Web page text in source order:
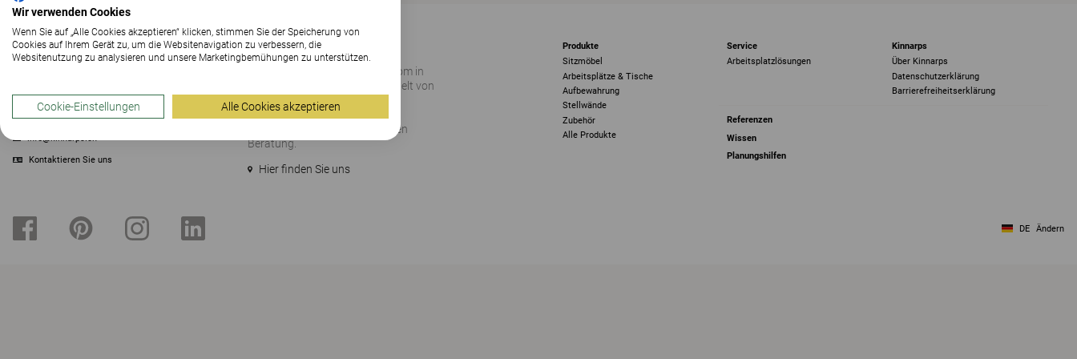
KONTAKT
+41 (0)44 805 64 00
info@kinnarps.ch
Kontaktieren Sie uns
SHOWROOM
Besuchen Sie unseren Showroom in
Zürich und tauchen Sie in die Welt von
Kinnarps ein. Lassen Sie sich
inspirieren und profitieren Sie
zusätzlich von einer kostenlosen
Beratung.
Hier finden Sie uns
Produkte
Sitzmöbel
Arbeitsplätze & Tische
Aufbewahrung
Stellwände
Zubehör
Alle Produkte
Service
Arbeitsplatzlösungen
Kinnarps
Über Kinnarps
Datenschutzerklärung
Barrierefreiheits­erklärung
Referenzen
Wissen
Planungshilfen
DE Ändern
Wir verwenden Cookies
Wenn Sie auf „Alle Cookies akzeptieren“ klicken, stimmen Sie der Speicherung von
Cookies auf Ihrem Gerät zu, um die Websitenavigation zu verbessern, die
Websitenutzung zu analysieren und unsere Marketingbemühungen zu unterstützen.
Cookie-Einstellungen Alle Cookies akzeptieren